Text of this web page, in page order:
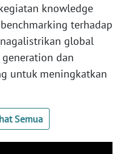
knowledge
terhadap
global
dan
untuk meningkatkan
Semua